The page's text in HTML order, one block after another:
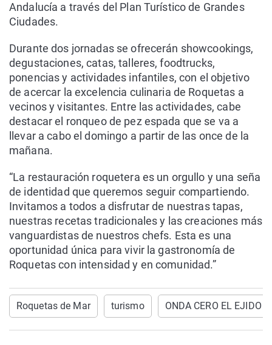
Andalucía a través del Plan Turístico de Grandes
Ciudades.
Durante dos jornadas se ofrecerán showcookings,
degustaciones, catas, talleres, foodtrucks,
ponencias y actividades infantiles, con el objetivo
de acercar la excelencia culinaria de Roquetas a
vecinos y visitantes. Entre las actividades, cabe
destacar el ronqueo de pez espada que se va a
llevar a cabo el domingo a partir de las once de la
mañana.
“La restauración roquetera es un orgullo y una seña
de identidad que queremos seguir compartiendo.
Invitamos a todos a disfrutar de nuestras tapas,
nuestras recetas tradicionales y las creaciones más
vanguardistas de nuestros chefs. Esta es una
oportunidad única para vivir la gastronomía de
Roquetas con intensidad y en comunidad.”
Roquetas de Mar turismo ONDA CERO EL EJIDO